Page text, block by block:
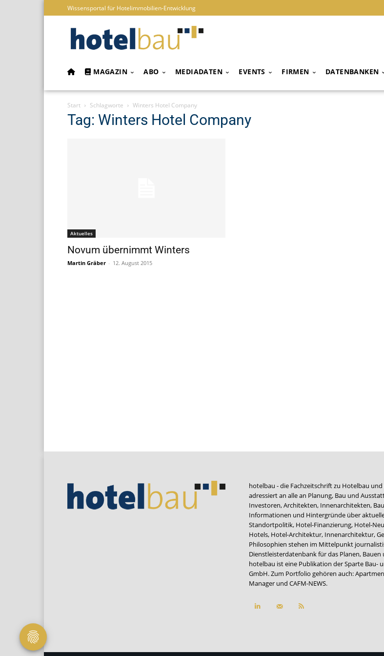
Wissensportal für Hotelimmobilien-Entwicklung
MAGAZIN ABO MEDIADATEN EVENTS FIRMEN DATENBANKEN
Start Schlagworte Winters Hotel Company
Tag: Winters Hotel Company
Aktuelles
Novum übernimmt Winters
Martin Gräber - 12. August 2015
hotelbau - die Fachzeitschrift zu Hotelbau
adressiert an alle an Planung, Bau und
Investoren, Architekten, Innenarchitekten,
Informationen und Hintergründe über
Standortpolitik, Hotel-Finanzierung, Hotel-
Hotels, Hotel-Architektur, Innenarchitektur,
Philosophien stehen im Mittelpunkt
Dienstleisterdatenbank für das Planen,
hotelbau ist eine Publikation der Sparte Bau-
GmbH. Zum Portfolio gehören auch:
Manager und CAFM-NEWS.